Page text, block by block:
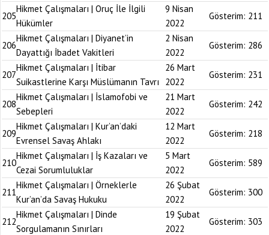
205
Hikmet Çalışmaları | Oruç İle İlgili
Hükümler
9 Nisan
2022
Gösterim: 211
206
Hikmet Çalışmaları | Diyanet’in
Dayattığı İbadet Vakitleri
2 Nisan
2022
Gösterim: 286
207
Hikmet Çalışmaları | İtibar
Suikastlerine Karşı Müslümanın Tavrı
26 Mart
2022
Gösterim: 231
208
Hikmet Çalışmaları | İslamofobi ve
Sebepleri
21 Mart
2022
Gösterim: 242
209
Hikmet Çalışmaları | Kur’an’daki
Evrensel Savaş Ahlakı
12 Mart
2022
Gösterim: 218
210
Hikmet Çalışmaları | İş Kazaları ve
Cezai Sorumluluklar
5 Mart
2022
Gösterim: 589
211
Hikmet Çalışmaları | Örneklerle
Kur’an’da Savaş Hukuku
26 Şubat
2022
Gösterim: 300
212
Hikmet Çalışmaları | Dinde
Sorgulamanın Sınırları
19 Şubat
2022
Gösterim: 303